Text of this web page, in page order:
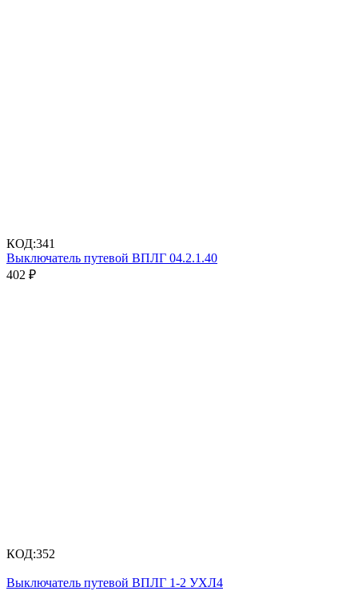
КОД:341
Выключатель путевой ВПЛГ 04.2.1.40
402 ₽
КОД:352
Выключатель путевой ВПЛГ 1-2 УХЛ4